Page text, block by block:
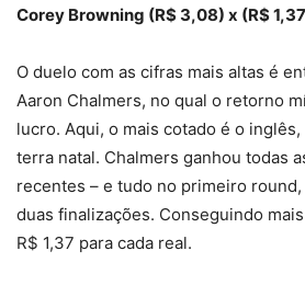
Corey Browning (R$ 3,08) x (R$
O duelo com as cifras mais altas é
Aaron Chalmers, no qual o retorno
lucro. Aqui, o mais cotado é o
terra natal. Chalmers ganhou todas
recentes – e tudo no primeiro
duas finalizações. Conseguindo
R$ 1,37 para cada real.